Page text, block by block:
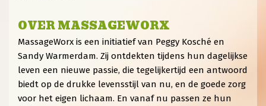
OVER MASSAGEWORX
MassageWorx is een initiatief van Peggy Kosché en
Sandy Warmerdam. Zij ontdekten tijdens hun dagelijkse
leven een nieuwe passie, die tegelijkertijd een antwoord
biedt op de drukke levensstijl van nu, en de goede zorg
voor het eigen lichaam. En vanaf nu passen ze hun